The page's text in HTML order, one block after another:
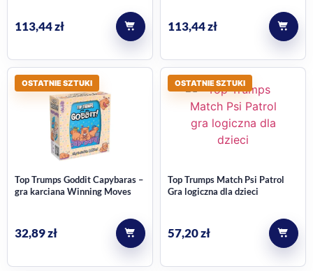
113,44zł 113,44zł
OSTATNIE SZTUKI
Top Trumps Goddit Capybaras –
gra karciana Winning Moves
32,89zł
OSTATNIE SZTUKI
Top Trumps Match Psi Patrol
Gra logiczna dla dzieci
57,20zł